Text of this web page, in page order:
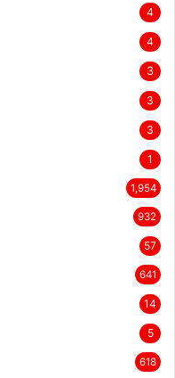
4
4
3
3
3
1
1,954
932
57
641
14
5
618